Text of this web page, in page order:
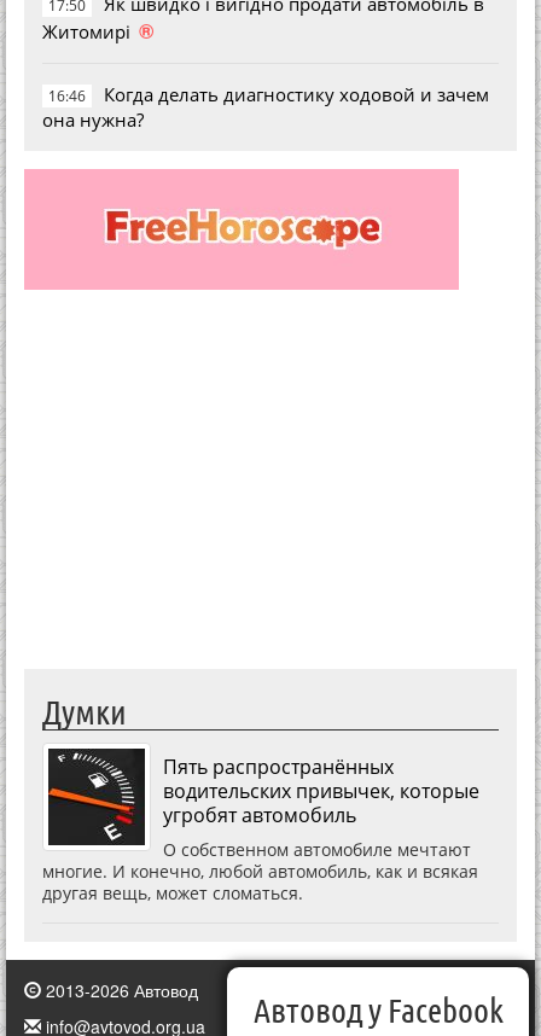
17:50
Житомирі ®
16:46
Когда делать диагностику ходовой и зачем
она нужна?
Думки
Пять распространённых
водительских привычек, которые
угробят автомобиль
О собственном автомобиле мечтают
многие. И конечно, любой автомобиль, как и всякая
другая вещь, может сломаться.
2013-2026 Автовод
info@avtovod.org.ua
Автовод у Facebook